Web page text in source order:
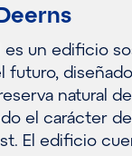
es un edificio
futuro,
natural
el carácter
El edificio